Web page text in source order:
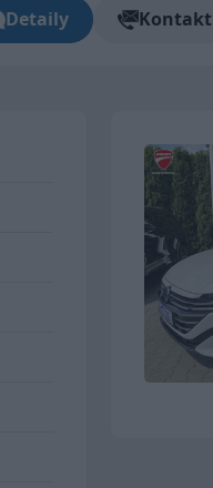
Detaily Kontakt